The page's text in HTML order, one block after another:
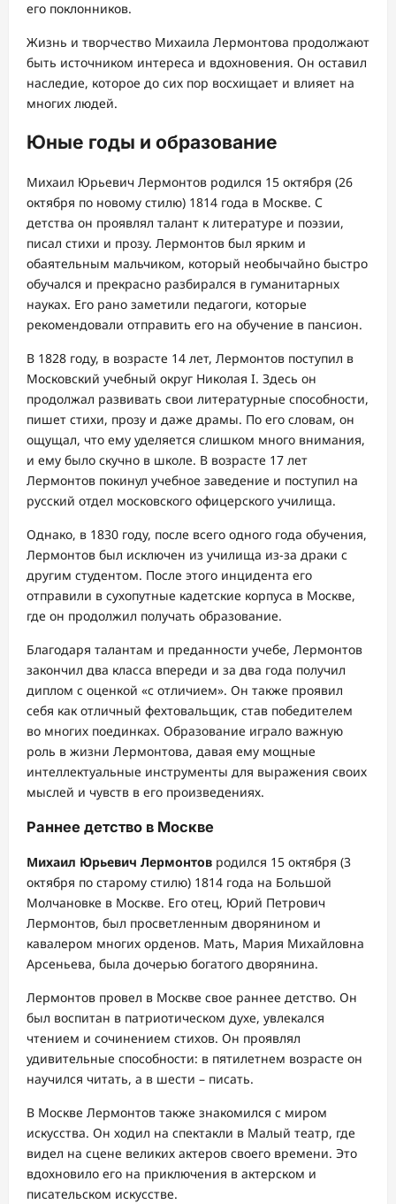
его поклонников.
Жизнь и творчество Михаила Лермонтова продолжают
быть источником интереса и вдохновения. Он оставил
наследие, которое до сих пор восхищает и влияет на
многих людей.
Юные годы и образование
Михаил Юрьевич Лермонтов родился 15 октября (26
октября по новому стилю) 1814 года в Москве. С
детства он проявлял талант к литературе и поэзии,
писал стихи и прозу. Лермонтов был ярким и
обаятельным мальчиком, который необычайно быстро
обучался и прекрасно разбирался в гуманитарных
науках. Его рано заметили педагоги, которые
рекомендовали отправить его на обучение в пансион.
В 1828 году, в возрасте 14 лет, Лермонтов поступил в
Московский учебный округ Николая I. Здесь он
продолжал развивать свои литературные способности,
пишет стихи, прозу и даже драмы. По его словам, он
ощущал, что ему уделяется слишком много внимания,
и ему было скучно в школе. В возрасте 17 лет
Лермонтов покинул учебное заведение и поступил на
русский отдел московского офицерского училища.
Однако, в 1830 году, после всего одного года обучения,
Лермонтов был исключен из училища из-за драки с
другим студентом. После этого инцидента его
отправили в сухопутные кадетские корпуса в Москве,
где он продолжил получать образование.
Благодаря талантам и преданности учебе, Лермонтов
закончил два класса впереди и за два года получил
диплом с оценкой «с отличием». Он также проявил
себя как отличный фехтовальщик, став победителем
во многих поединках. Образование играло важную
роль в жизни Лермонтова, давая ему мощные
интеллектуальные инструменты для выражения своих
мыслей и чувств в его произведениях.
Раннее детство в Москве
Михаил Юрьевич Лермонтов родился 15 октября (3
октября по старому стилю) 1814 года на Большой
Молчановке в Москве. Его отец, Юрий Петрович
Лермонтов, был просветленным дворянином и
кавалером многих орденов. Мать, Мария Михайловна
Арсеньева, была дочерью богатого дворянина.
Лермонтов провел в Москве свое раннее детство. Он
был воспитан в патриотическом духе, увлекался
чтением и сочинением стихов. Он проявлял
удивительные способности: в пятилетнем возрасте он
научился читать, а в шести – писать.
В Москве Лермонтов также знакомился с миром
искусства. Он ходил на спектакли в Малый театр, где
видел на сцене великих актеров своего времени. Это
вдохновило его на приключения в актерском и
писательском искусстве.